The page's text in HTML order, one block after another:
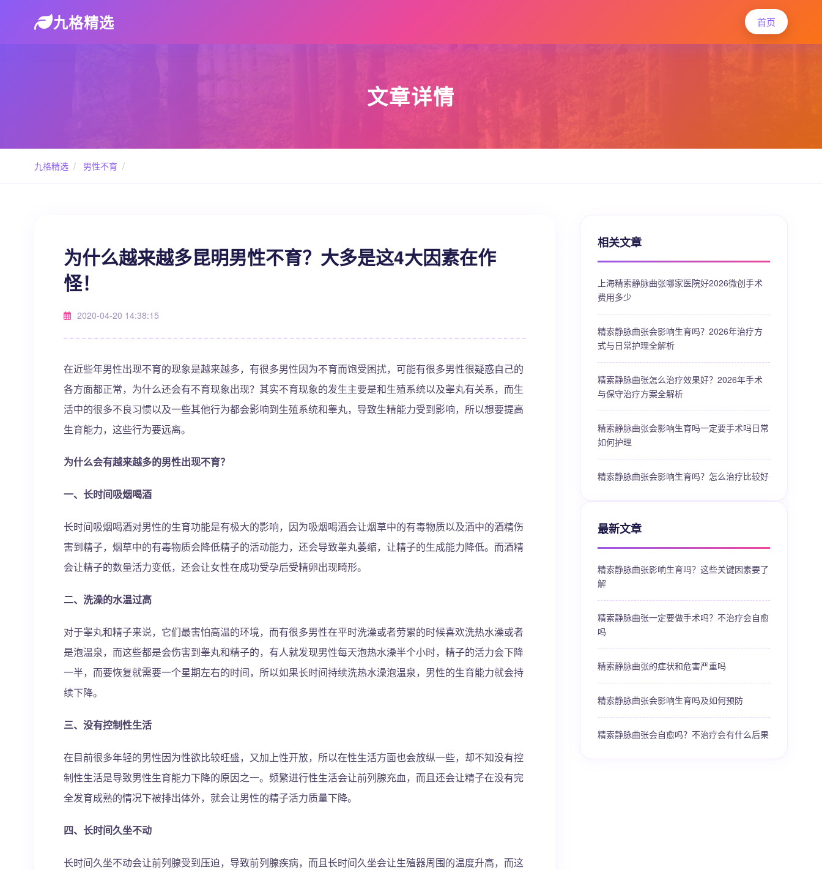
九格精选 首页
文章详情
九格精选 / 男性不育 /
为什么越来越多昆明男性不育？大多是这4大因素在作
怪！
2020-04-20 14:38:15
在近些年男性出现不育的现象是越来越多，有很多男性因为不育而饱受困扰，可能有很多男性很疑惑自己的
各方面都正常，为什么还会有不育现象出现？其实不育现象的发生主要是和生殖系统以及睾丸有关系，而生
活中的很多不良习惯以及一些其他行为都会影响到生殖系统和睾丸，导致生精能力受到影响，所以想要提高
生育能力，这些行为要远离。
为什么会有越来越多的男性出现不育？
一、长时间吸烟喝酒
长时间吸烟喝酒对男性的生育功能是有极大的影响，因为吸烟喝酒会让烟草中的有毒物质以及酒中的酒精伤
害到精子，烟草中的有毒物质会降低精子的活动能力，还会导致睾丸萎缩，让精子的生成能力降低。而酒精
会让精子的数量活力变低，还会让女性在成功受孕后受精卵出现畸形。
二、洗澡的水温过高
对于睾丸和精子来说，它们最害怕高温的环境，而有很多男性在平时洗澡或者劳累的时候喜欢洗热水澡或者
是泡温泉，而这些都是会伤害到睾丸和精子的，有人就发现男性每天泡热水澡半个小时，精子的活力会下降
一半，而要恢复就需要一个星期左右的时间，所以如果长时间持续洗热水澡泡温泉，男性的生育能力就会持
续下降。
三、没有控制性生活
在目前很多年轻的男性因为性欲比较旺盛，又加上性开放，所以在性生活方面也会放纵一些，却不知没有控
制性生活是导致男性生育能力下降的原因之一。频繁进行性生活会让前列腺充血，而且还会让精子在没有完
全发育成熟的情况下被排出体外，就会让男性的精子活力质量下降。
四、长时间久坐不动
长时间久坐不动会让前列腺受到压迫，导致前列腺疾病，而且长时间久坐会让生殖器周围的温度升高，而这
相关文章
上海精索静脉曲张哪家医院好2026微创手术
费用多少
精索静脉曲张会影响生育吗？2026年治疗方
式与日常护理全解析
精索静脉曲张怎么治疗效果好？2026年手术
与保守治疗方案全解析
精索静脉曲张会影响生育吗一定要手术吗日常
如何护理
精索静脉曲张会影响生育吗？怎么治疗比较好
最新文章
精索静脉曲张影响生育吗？这些关键因素要了
解
精索静脉曲张一定要做手术吗？不治疗会自愈
吗
精索静脉曲张的症状和危害严重吗
精索静脉曲张会影响生育吗及如何预防
精索静脉曲张会自愈吗？不治疗会有什么后果